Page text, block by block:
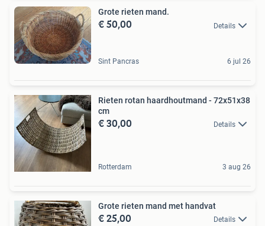
Grote rieten mand.
€ 50,00 Details
Sint Pancras 6 jul 26
Rieten rotan haardhoutmand - 72x51x38
cm
€ 30,00 Details
Rotterdam 3 aug 26
Grote rieten mand met handvat
€ 25,00 Details